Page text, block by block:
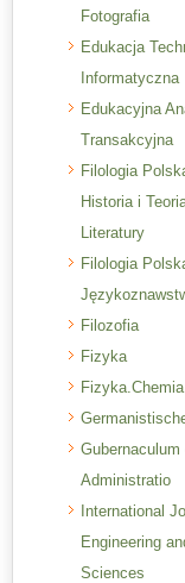
Fotografia
Edukacja
Informatyczna
Edukacyjna
Transakcyjna
Filologia
Historia i
Literatury
Filologia
Filozofia
Fizyka
Fizyka.Chemia
Gubernaculum
Administratio
International
Engineering
Sciences